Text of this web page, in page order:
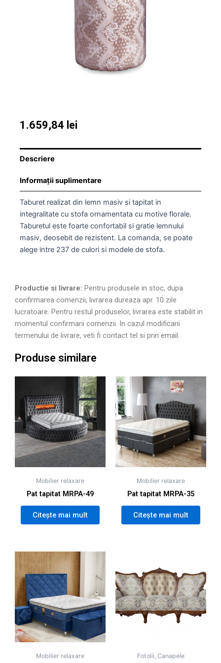
1.659,84 lei
Descriere
Informații suplimentare
Taburet realizat din lemn masiv si tapitat in
integralitate cu stofa ornamentata cu motive florale.
Taburetul este foarte confortabil si gratie lemnului
masiv, deosebit de rezistent. La comanda, se poate
alege intre 237 de culori si modele de stofa.
Productie si livrare: Pentru produsele in stoc, dupa
confirmarea comenzii, livrarea dureaza apr. 10 zile
lucratoare. Pentru restul produselor, livrarea este stabilit in
momentul confirmarii comenzii. In cazul modificarii
termenului de livrare, veti fi contact tel si prin email.
Produse similare
Mobilier relaxare
Pat tapitat MRPA-49
Citește mai mult
Mobilier relaxare
Pat tapitat MRPA-35
Citește mai mult
Mobilier relaxare Fotolii, Canapele